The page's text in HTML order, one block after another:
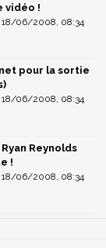
vidéo !
18/06/2008, 08:34
pour la sortie
18/06/2008, 08:34
Reynolds
!
18/06/2008, 08:34